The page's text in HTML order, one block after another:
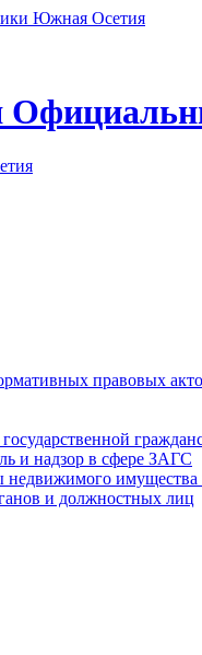
правовых
и надзор в сфере ЗАГС
недвижимого
и должностных лиц